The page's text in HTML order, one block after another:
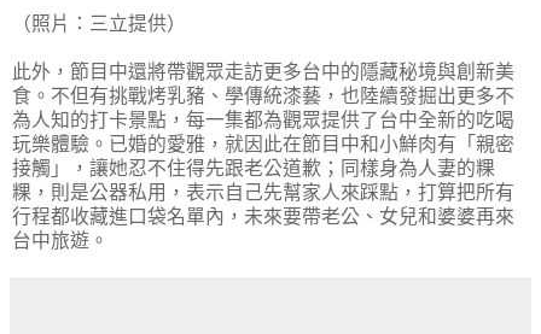
（照片：三立提供）
此外，節目中還將帶觀眾走訪更多台中的隱藏秘境與創新美
食。不但有挑戰烤乳豬、學傳統漆藝，也陸續發掘出更多不
為人知的打卡景點，每一集都為觀眾提供了台中全新的吃喝
玩樂體驗。已婚的愛雅，就因此在節目中和小鮮肉有「親密
接觸」，讓她忍不住得先跟老公道歉；同樣身為人妻的粿
粿，則是公器私用，表示自己先幫家人來踩點，打算把所有
行程都收藏進口袋名單內，未來要帶老公、女兒和婆婆再來
台中旅遊。